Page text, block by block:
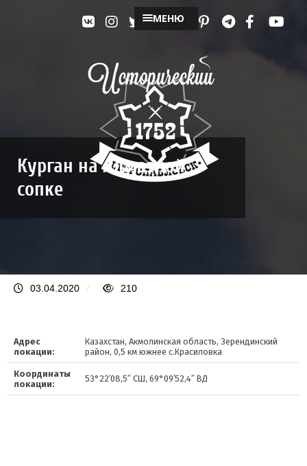
МЕНЮ
Курган на Алмазной
сопке
03.04.2020 / 210
Адрес
локации:
Казахстан, Акмолинская область, Зерендинский
район, 0,5 км южнее с.Красиловка
Координаты
локации:
53°22′08,5″ СШ, 69°09′52,4″ ВД